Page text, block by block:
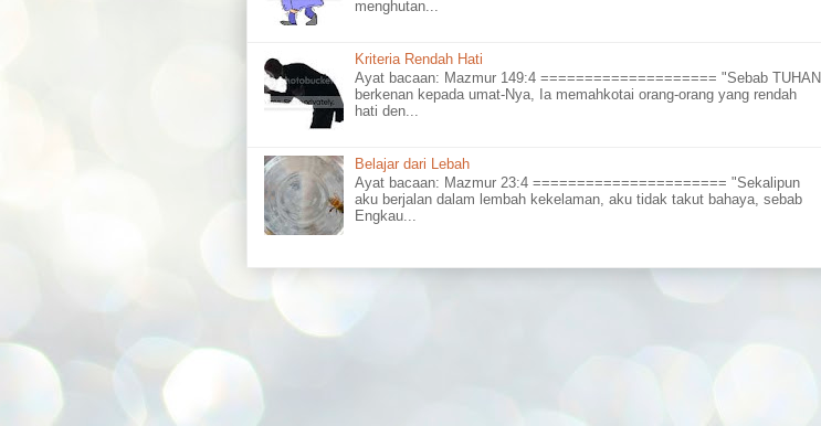
menghutan...
Kriteria Rendah Hati
Ayat bacaan: Mazmur 149:4 ==================== "Sebab TUHAN
berkenan kepada umat-Nya, Ia memahkotai orang-orang yang rendah
hati den...
Belajar dari Lebah
Ayat bacaan: Mazmur 23:4 ====================== "Sekalipun
aku berjalan dalam lembah kekelaman, aku tidak takut bahaya, sebab
Engkau...